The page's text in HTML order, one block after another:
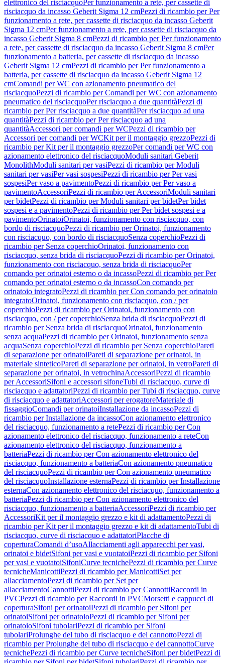
elettronico del risciacquoPer funzionamento a rete, per cassette di
risciacquo da incasso Geberit Sigma 12 cmPezzi di ricambio per Per
funzionamento a rete, per cassette di risciacquo da incasso Geberit
Sigma 12 cmPer funzionamento a rete, per cassette di risciacquo da
incasso Geberit Sigma 8 cmPezzi di ricambio per Per funzionamento
a rete, per cassette di risciacquo da incasso Geberit Sigma 8 cmPer
funzionamento a batteria, per cassette di risciacquo da incasso
Geberit Sigma 12 cmPezzi di ricambio per Per funzionamento a
batteria, per cassette di risciacquo da incasso Geberit Sigma 12
cmComandi per WC con azionamento pneumatico del
risciacquoPezzi di ricambio per Comandi per WC con azionamento
pneumatico del risciacquoPer risciacquo a due quantitàPezzi di
ricambio per Per risciacquo a due quantitàPer risciacquo ad una
quantitàPezzi di ricambio per Per risciacquo ad una
quantitàAccessori per comandi per WCPezzi di ricambio per
Accessori per comandi per WCKit per il montaggio grezzoPezzi di
ricambio per Kit per il montaggio grezzoPer comandi per WC con
azionamento elettronico del risciacquoModuli sanitari Geberit
MonolithModuli sanitari per vasiPezzi di ricambio per Moduli
sanitari per vasiPer vasi sospesiPezzi di ricambio per Per vasi
sospesiPer vaso a pavimentoPezzi di ricambio per Per vaso a
pavimentoAccessoriPezzi di ricambio per AccessoriModuli sanitari
per bidetPezzi di ricambio per Moduli sanitari per bidetPer bidet
sospesi e a pavimentoPezzi di ricambio per Per bidet sospesi e a
pavimentoOrinatoiOrinatoi, funzionamento con risciacquo, con
bordo di risciacquoPezzi di ricambio per Orinatoi, funzionamento
con risciacquo, con bordo di risciacquoSenza coperchioPezzi di
ricambio per Senza coperchioOrinatoi, funzionamento con
risciacquo, senza brida di risciacquoPezzi di ricambio per Orinatoi,
funzionamento con risciacquo, senza brida di risciacquoPer
comando per orinatoi esterno o da incassoPezzi di ricambio per Per
comando per orinatoi esterno o da incassoCon comando per
orinatoio integratoPezzi di ricambio per Con comando per orinatoio
integratoOrinatoi, funzionamento con risciacquo, con / per
coperchioPezzi di ricambio per Orinatoi, funzionamento con
risciacquo, con / per coperchioSenza brida di risciacquoPezzi di
ricambio per Senza brida di risciacquoOrinatoi, funzionamento
senza acquaPezzi di ricambio per Orinatoi, funzionamento senza
acquaSenza coperchioPezzi di ricambio per Senza coperchioPareti
di separazione per orinatoiPareti di separazione per orinatoi, in
materiale sinteticoPareti di separazione per orinatoi, in vetroPareti di
separazione per orinatoi, in vetrochinaAccessoriPezzi di ricambio
per AccessoriSifoni e accessori sifoneTubi di risciacquo, curve di
risciacquo e adattatoriPezzi di ricambio per Tubi di risciacquo, curve
di risciacquo e adattatoriAccessori per erogatoreMateriale di
fissaggioComandi per orinatoiInstallazione da incassoPezzi di
ricambio per Installazione da incassoCon azionamento elettronico
del risciacquo, funzionamento a retePezzi di ricambio per Con
azionamento elettronico del risciacquo, funzionamento a reteCon
azionamento elettronico del risciacquo, funzionamento a
batteriaPezzi di ricambio per Con azionamento elettronico del
risciacquo, funzionamento a batteriaCon azionamento pneumatico
del risciacquoPezzi di ricambio per Con azionamento pneumatico
del risciacquoInstallazione esternaPezzi di ricambio per Installazione
esternaCon azionamento elettronico del risciacquo, funzionamento a
batteriaPezzi di ricambio per Con azionamento elettronico del
risciacquo, funzionamento a batteriaAccessoriPezzi di ricambio per
AccessoriKit per il montaggio grezzo e kit di adattamentoPezzi di
ricambio per Kit per il montaggio grezzo e kit di adattamentoTubi di
risciacquo, curve di risciacquo e adattatoriPlacche di
coperturaComandi d’usoAllacciamenti agli apparecchi per vasi,
orinatoi e bidetSifoni per vasi e vuotatoiPezzi di ricambio per Sifoni
per vasi e vuotatoiSifoniCurve tecnichePezzi di ricambio per Curve
tecnicheManicottiPezzi di ricambio per ManicottiSet per
allacciamentoPezzi di ricambio per Set per
allacciamentoCannottiPezzi di ricambio per CannottiRaccordi in
PVCPezzi di ricambio per Raccordi in PVCMorsetti e cappucci di
coperturaSifoni per orinatoiPezzi di ricambio per Sifoni per
orinatoiSifoni per orinatoioPezzi di ricambio per Sifoni per
orinatoioSifoni tubolariPezzi di ricambio per Sifoni
tubolariProlunghe del tubo di risciacquo e del cannottoPezzi di
ricambio per Prolunghe del tubo di risciacquo e del cannottoCurve
tecnichePezzi di ricambio per Curve tecnicheSifoni per bidetPezzi di